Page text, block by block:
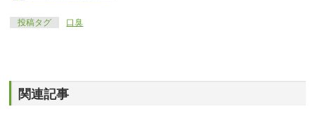
投稿タグ 口臭
関連記事